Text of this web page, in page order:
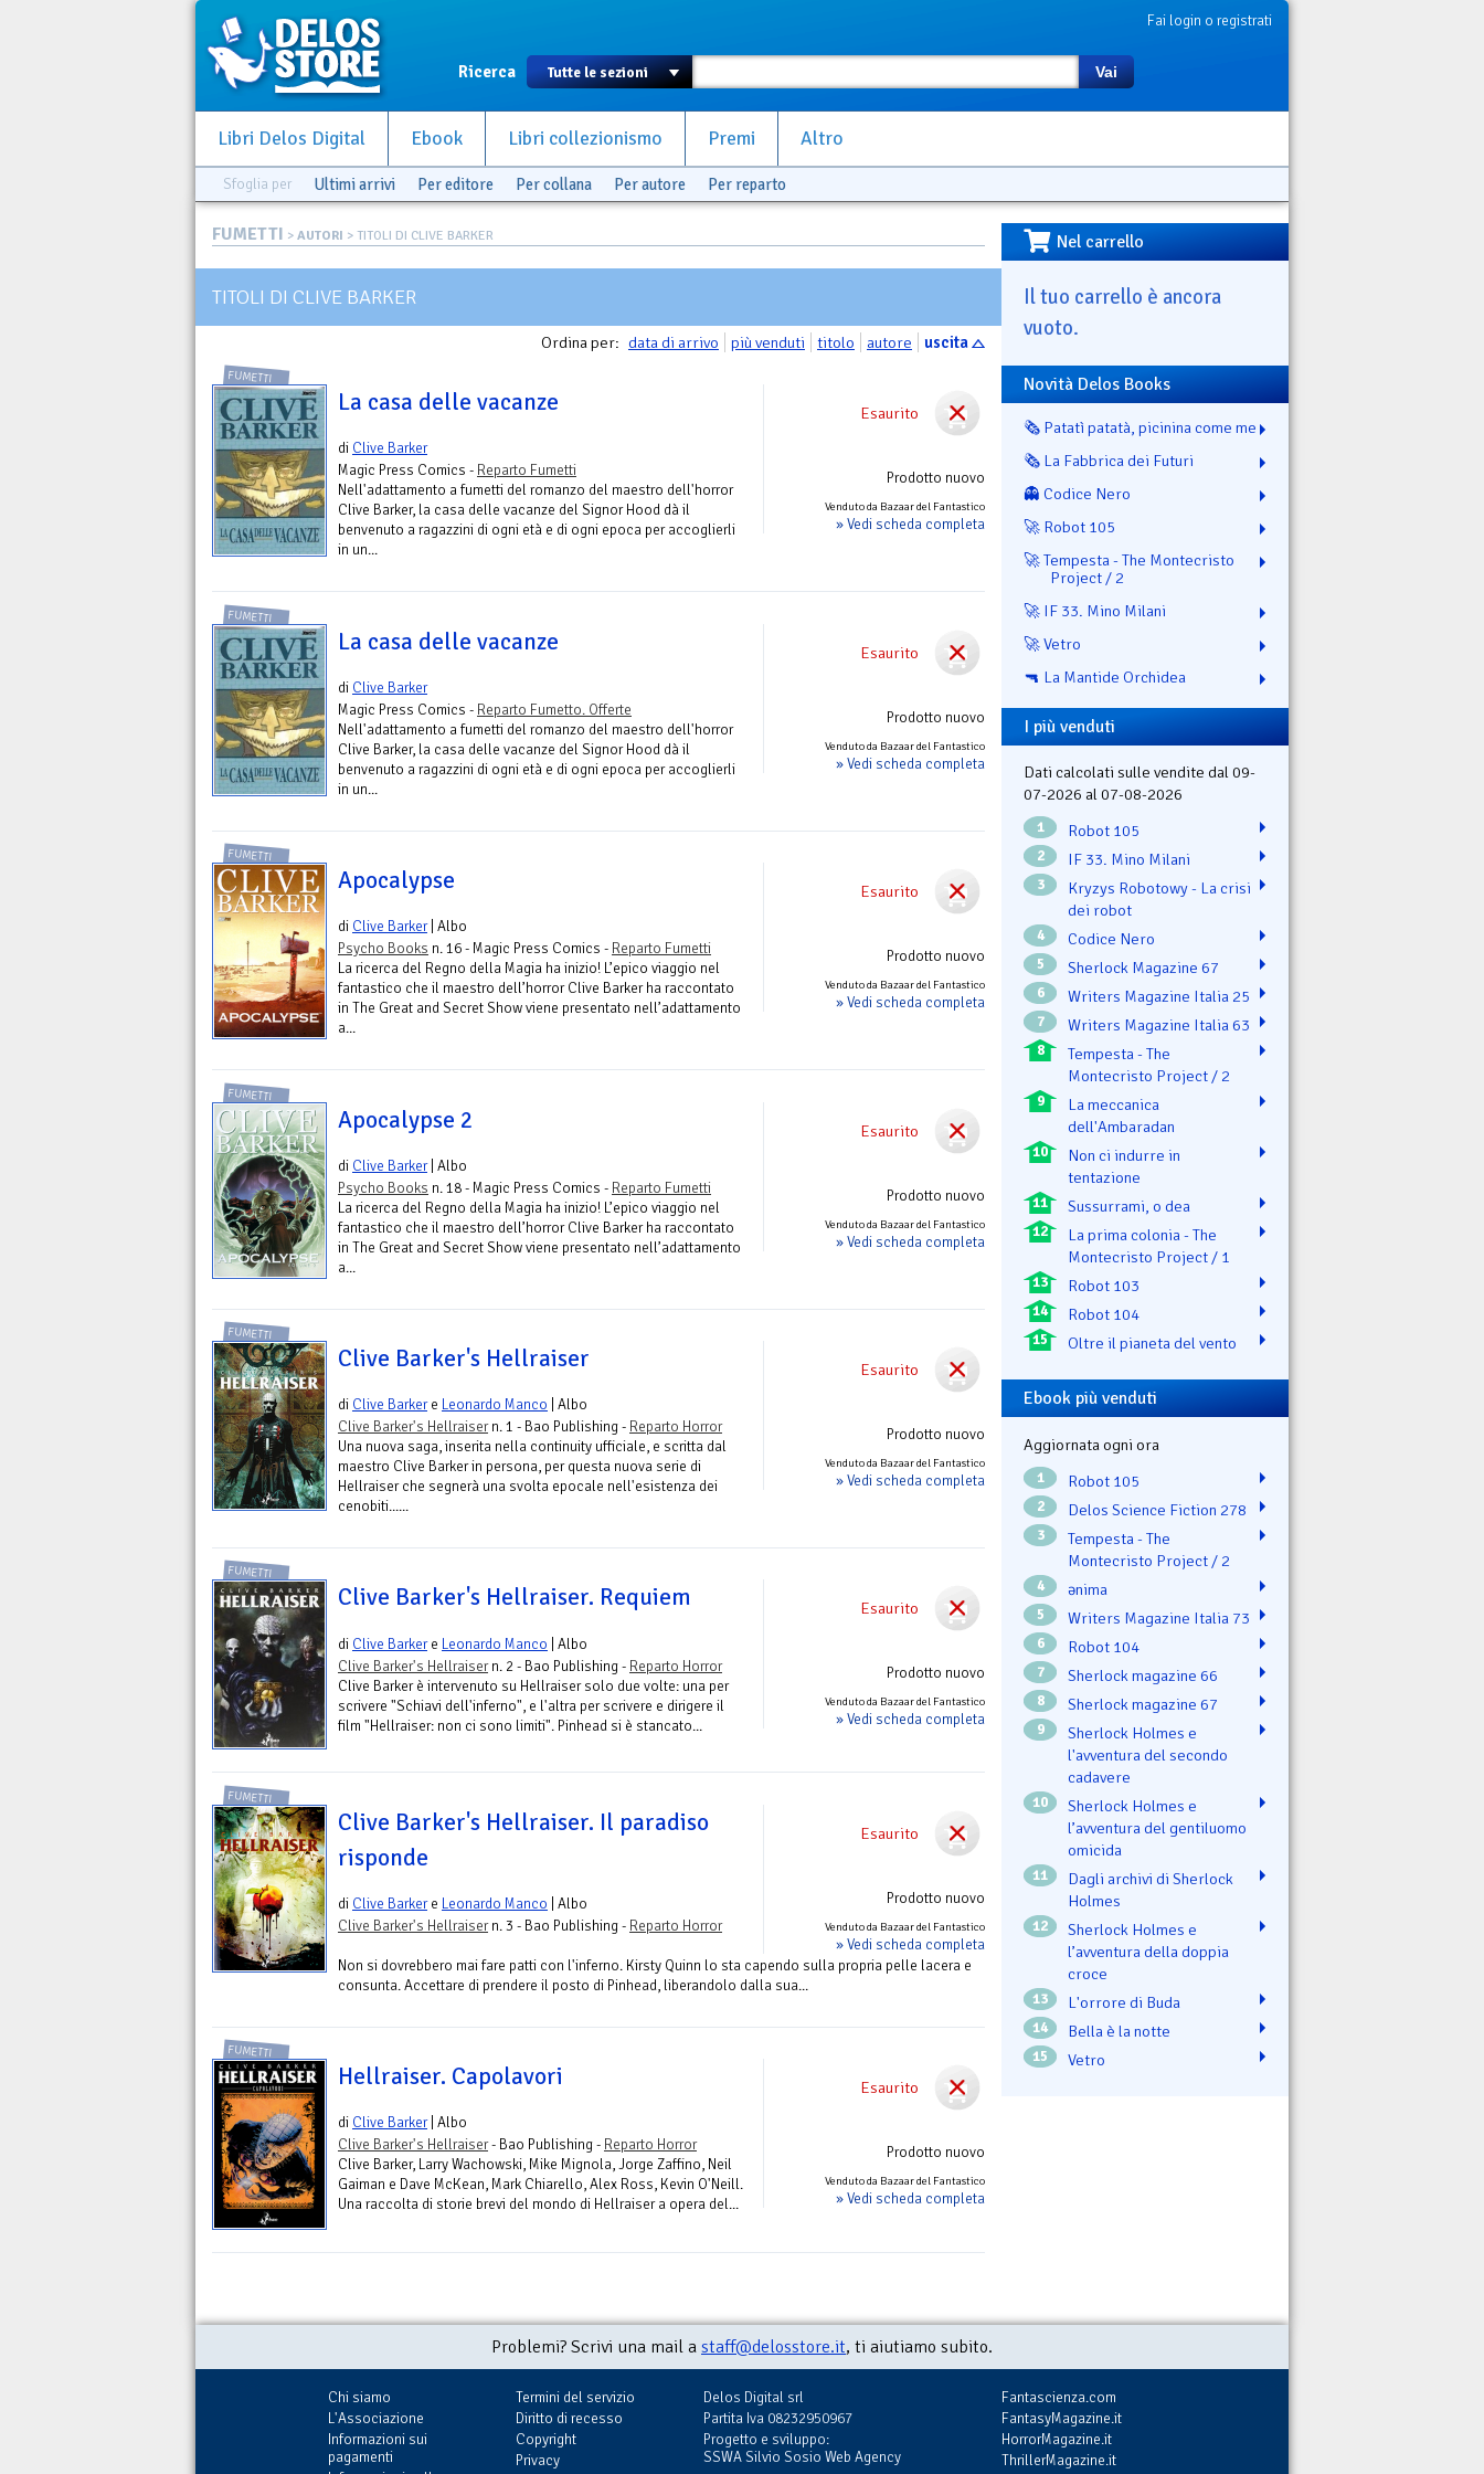
Fai login o registrati
Ricerca Vai
Libri Delos Digital Ebook Libri collezionismo Premi Altro
Sfoglia per Ultimi arrivi Per editore Per collana Per autore Per reparto
FUMETTI > AUTORI > TITOLI DI CLIVE BARKER
TITOLI DI CLIVE BARKER
Ordina per: data di arrivo più venduti titolo autore uscita
Esaurito
Prodotto nuovo
Venduto da Bazaar del Fantastico
» Vedi scheda completa
FUMETTI
La casa delle vacanze
di Clive Barker
Magic Press Comics - Reparto Fumetti
Nell'adattamento a fumetti del romanzo del maestro dell'horror
Clive Barker, la casa delle vacanze del Signor Hood dà il
benvenuto a ragazzini di ogni età e di ogni epoca per accoglierli
in un...
Esaurito
Prodotto nuovo
Venduto da Bazaar del Fantastico
» Vedi scheda completa
FUMETTI
La casa delle vacanze
di Clive Barker
Magic Press Comics - Reparto Fumetto. Offerte
Nell'adattamento a fumetti del romanzo del maestro dell'horror
Clive Barker, la casa delle vacanze del Signor Hood dà il
benvenuto a ragazzini di ogni età e di ogni epoca per accoglierli
in un...
Esaurito
Prodotto nuovo
Venduto da Bazaar del Fantastico
» Vedi scheda completa
FUMETTI
Apocalypse
di Clive Barker| Albo
Psycho Books n. 16 - Magic Press Comics - Reparto Fumetti
La ricerca del Regno della Magia ha inizio! L’epico viaggio nel
fantastico che il maestro dell’horror Clive Barker ha raccontato
in The Great and Secret Show viene presentato nell’adattamento
a...
Esaurito
Prodotto nuovo
Venduto da Bazaar del Fantastico
» Vedi scheda completa
FUMETTI
Apocalypse 2
di Clive Barker| Albo
Psycho Books n. 18 - Magic Press Comics - Reparto Fumetti
La ricerca del Regno della Magia ha inizio! L’epico viaggio nel
fantastico che il maestro dell’horror Clive Barker ha raccontato
in The Great and Secret Show viene presentato nell’adattamento
a...
Esaurito
Prodotto nuovo
Venduto da Bazaar del Fantastico
» Vedi scheda completa
FUMETTI
Clive Barker's Hellraiser
di Clive Barkere Leonardo Manco | Albo
Clive Barker's Hellraisern. 1 - Bao Publishing - Reparto Horror
Una nuova saga, inserita nella continuity ufficiale, e scritta dal
maestro Clive Barker in persona, per questa nuova serie di
Hellraiser che segnerà una svolta epocale nell'esistenza dei
cenobiti......
Esaurito
Prodotto nuovo
Venduto da Bazaar del Fantastico
» Vedi scheda completa
FUMETTI
Clive Barker's Hellraiser. Requiem
di Clive Barkere Leonardo Manco | Albo
Clive Barker's Hellraisern. 2 - Bao Publishing - Reparto Horror
Clive Barker è intervenuto su Hellraiser solo due volte: una per
scrivere "Schiavi dell'inferno", e l'altra per scrivere e dirigere il
film "Hellraiser: non ci sono limiti". Pinhead si è stancato...
Esaurito
Prodotto nuovo
Venduto da Bazaar del Fantastico
» Vedi scheda completa
FUMETTI
Clive Barker's Hellraiser. Il paradiso
risponde
di Clive Barkere Leonardo Manco | Albo
Clive Barker's Hellraisern. 3 - Bao Publishing - Reparto Horror
Non si dovrebbero mai fare patti con l'inferno. Kirsty Quinn lo sta capendo sulla propria pelle lacera e
consunta. Accettare di prendere il posto di Pinhead, liberandolo dalla sua...
Esaurito
Prodotto nuovo
Venduto da Bazaar del Fantastico
» Vedi scheda completa
FUMETTI
Hellraiser. Capolavori
di Clive Barker| Albo
Clive Barker's Hellraiser- Bao Publishing - Reparto Horror
Clive Barker, Larry Wachowski, Mike Mignola, Jorge Zaffino, Neil
Gaiman e Dave McKean, Mark Chiarello, Alex Ross, Kevin O'Neill.
Una raccolta di storie brevi del mondo di Hellraiser a opera del...
Nel carrello
Il tuo carrello è ancora
vuoto.
Novità Delos Books
🗞️ Patatì patatà, picinina come me
🗞️ La Fabbrica dei Futuri
👻 Codice Nero
🚀 Robot 105
🚀 Tempesta - The Montecristo
Project / 2
🚀 IF 33. Mino Milani
🚀 Vetro
🔫 La Mantide Orchidea
I più venduti
Dati calcolati sulle vendite dal 09-
07-2026 al 07-08-2026
1 Robot 105
2 IF 33. Mino Milani
3
Kryzys Robotowy - La crisi
dei robot
4 Codice Nero
5 Sherlock Magazine 67
6 Writers Magazine Italia 25
7 Writers Magazine Italia 63
8
Tempesta - The
Montecristo Project / 2
9
La meccanica
dell'Ambaradan
10
Non ci indurre in
tentazione
11 Sussurrami, o dea
12
La prima colonia - The
Montecristo Project / 1
13 Robot 103
14 Robot 104
15 Oltre il pianeta del vento
Ebook più venduti
Aggiornata ogni ora
1 Robot 105
2 Delos Science Fiction 278
3
Tempesta - The
Montecristo Project / 2
4 ənima
5 Writers Magazine Italia 73
6 Robot 104
7 Sherlock magazine 66
8 Sherlock magazine 67
9
Sherlock Holmes e
l'avventura del secondo
cadavere
10
Sherlock Holmes e
l’avventura del gentiluomo
omicida
11
Dagli archivi di Sherlock
Holmes
12
Sherlock Holmes e
l’avventura della doppia
croce
13 L'orrore di Buda
14 Bella è la notte
15 Vetro
Problemi? Scrivi una mail a staff@delosstore.it, ti aiutiamo subito.
Chi siamo
L'Associazione
Informazioni sui
pagamenti
Termini del servizio
Diritto di recesso
Copyright
Privacy
Delos Digital srl
Partita Iva 08232950967
Progetto e sviluppo:
SSWA Silvio Sosio Web Agency
Fantascienza.com
FantasyMagazine.it
HorrorMagazine.it
ThrillerMagazine.it